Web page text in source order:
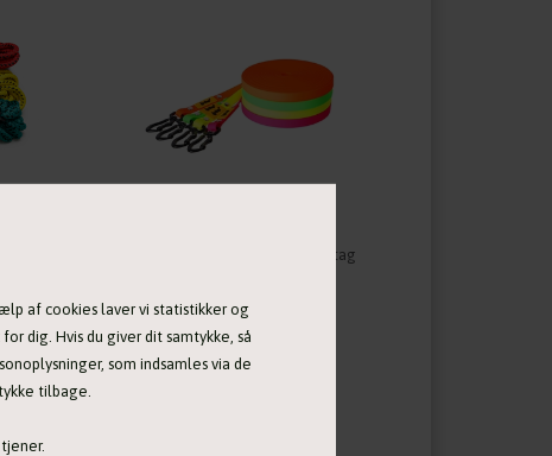
af cookies laver vi statistikker og
dig. Hvis du giver dit samtykke, så
som indsamles via de
tilbage.
Flex træningsline uden håndtag